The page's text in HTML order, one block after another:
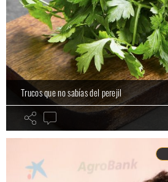
Trucos que no sabías del perejil